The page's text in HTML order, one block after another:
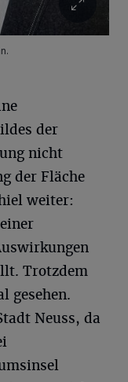
der
nicht
der Fläche
weiter:
Trotzdem
gesehen.
Neuss, da